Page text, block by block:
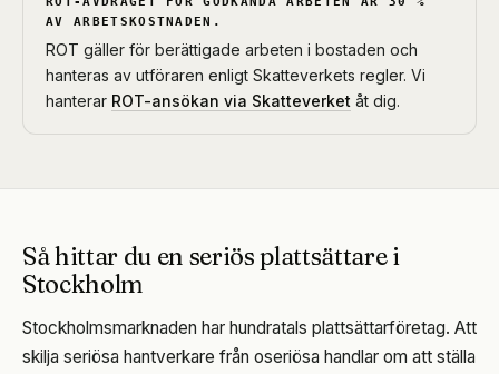
AV ARBETSKOSTNADEN.
ROT gäller för berättigade arbeten i bostaden och
hanteras av utföraren enligt Skatteverkets regler. Vi
hanterar ROT-ansökan via Skatteverket åt dig.
Så hittar du en seriös plattsättare i
Stockholm
Stockholmsmarknaden har hundratals plattsättarföretag. Att
skilja seriösa hantverkare från oseriösa handlar om att ställa